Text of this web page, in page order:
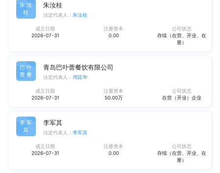
朱汝
桂
朱汝桂
法定代表人： 朱汝桂
成立日期
2026-07-31
注册资本
0.00
公司状态
存续（在营、开业、在
册）
巴卟
蕾餐
青岛巴卟蕾餐饮有限公司
法定代表人： 周廷华
成立日期
2026-07-31
注册资本
50.00万
公司状态
在营（开业）企业
李军
其
李军其
法定代表人： 李军其
成立日期
2026-07-31
注册资本
0.00
公司状态
存续（在营、开业、在
册）